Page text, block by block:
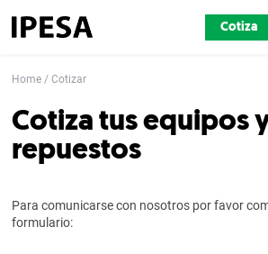
Cotiza
Home Cotizar
Cotiza tus equipos
repuestos
Para comunicarse con nosotros por favor
formulario: